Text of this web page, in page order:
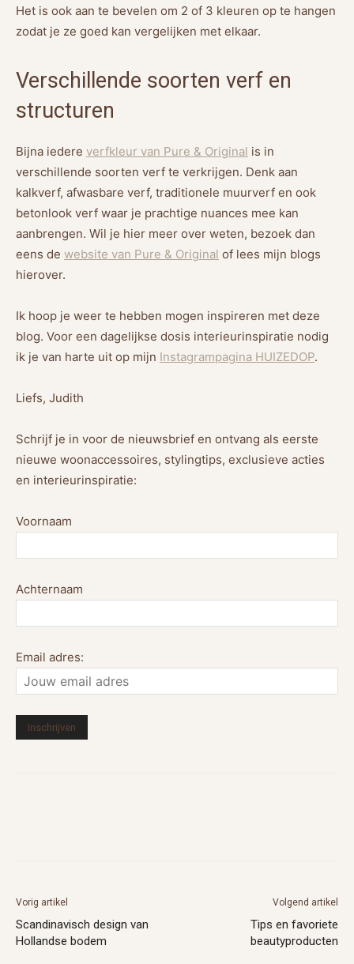
Het is ook aan te bevelen om 2 of 3 kleuren op te hangen
zodat je ze goed kan vergelijken met elkaar.
Verschillende soorten verf en
structuren
Bijna iedere verfkleur van Pure & Original is in
verschillende soorten verf te verkrijgen. Denk aan
kalkverf, afwasbare verf, traditionele muurverf en ook
betonlook verf waar je prachtige nuances mee kan
aanbrengen. Wil je hier meer over weten, bezoek dan
eens de website van Pure & Original of lees mijn blogs
hierover.
Ik hoop je weer te hebben mogen inspireren met deze
blog. Voor een dagelijkse dosis interieurinspiratie nodig
ik je van harte uit op mijn Instagrampagina HUIZEDOP.
Liefs, Judith
Schrijf je in voor de nieuwsbrief en ontvang als eerste
nieuwe woonaccessoires, stylingtips, exclusieve acties
en interieurinspiratie:
Voornaam
Achternaam
Email adres:
Vorig artikel
Scandinavisch design van
Hollandse bodem
Volgend artikel
Tips en favoriete
beautyproducten